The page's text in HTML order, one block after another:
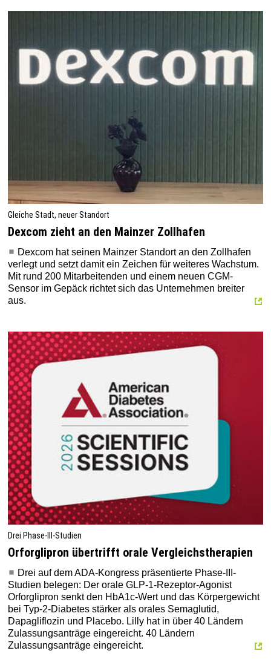
Gleiche Stadt, neuer Standort
Dexcom zieht an den Mainzer Zollhafen
Dexcom hat seinen Mainzer Standort an den Zollhafen
verlegt und setzt damit ein Zeichen für weiteres Wachstum.
Mit rund 200 Mitarbeitenden und einem neuen CGM-
Sensor im Gepäck richtet sich das Unternehmen breiter
aus.
Drei Phase-III-Studien
Orforglipron übertrifft orale Vergleichstherapien
Drei auf dem ADA-Kongress präsentierte Phase-III-
Studien belegen: Der orale GLP-1-Rezeptor-Agonist
Orforglipron senkt den HbA1c-Wert und das Körpergewicht
bei Typ-2-Diabetes stärker als orales Semaglutid,
Dapagliflozin und Placebo. Lilly hat in über 40 Ländern
Zulassungsanträge eingereicht. 40 Ländern
Zulassungsanträge eingereicht.